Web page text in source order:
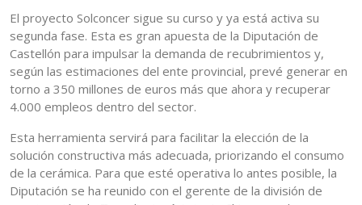
El proyecto Solconcer sigue su curso y ya está activa su
segunda fase. Esta es gran apuesta de la Diputación de
Castellón para impulsar la demanda de recubrimientos y,
según las estimaciones del ente provincial, prevé generar en
torno a 350 millones de euros más que ahora y recuperar
4.000 empleos dentro del sector.
Esta herramienta servirá para facilitar la elección de la
solución constructiva más adecuada, priorizando el consumo
de la cerámica. Para que esté operativa lo antes posible, la
Diputación se ha reunido con el gerente de la división de